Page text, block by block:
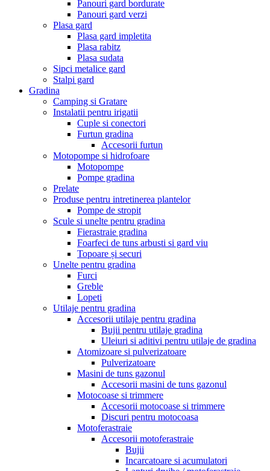
Panouri gard bordurate
Panouri gard verzi
Plasa gard
Plasa gard impletita
Plasa rabitz
Plasa sudata
Sipci metalice gard
Stalpi gard
Gradina
Camping si Gratare
Instalatii pentru irigatii
Cuple si conectori
Furtun gradina
Accesorii furtun
Motopompe si hidrofoare
Motopompe
Pompe gradina
Prelate
Produse pentru intretinerea plantelor
Pompe de stropit
Scule si unelte pentru gradina
Fierastraie gradina
Foarfeci de tuns arbusti si gard viu
Topoare și securi
Unelte pentru gradina
Furci
Greble
Lopeti
Utilaje pentru gradina
Accesorii utilaje pentru gradina
Bujii pentru utilaje gradina
Uleiuri si aditivi pentru utilaje de gradina
Atomizoare si pulverizatoare
Pulverizatoare
Masini de tuns gazonul
Accesorii masini de tuns gazonul
Motocoase si trimmere
Accesorii motocoase si trimmere
Discuri pentru motocoasa
Motoferastraie
Accesorii motoferastraie
Bujii
Incarcatoare si acumulatori